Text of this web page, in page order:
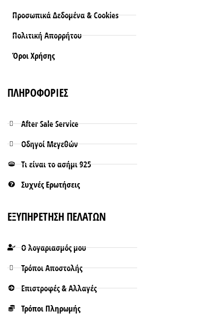
ΕΞΥΠΗΡΕΤΗΣΗ ΠΕΛΑΤΩΝ
Ο λογαριασμός μου
Τρόποι Aποστολής
Επιστροφές & Αλλαγές
Τρόποι Πληρωμής
ΠΛΗΡΟΦΟΡΙΕΣ
After Sale Service
Οδηγοί Μεγεθών
Τι είναι το ασήμι 925
Συχνές Ερωτήσεις
Προσωπικά Δεδομένα & Cookies
Πολιτική Απορρήτου
Όροι Xρήσης